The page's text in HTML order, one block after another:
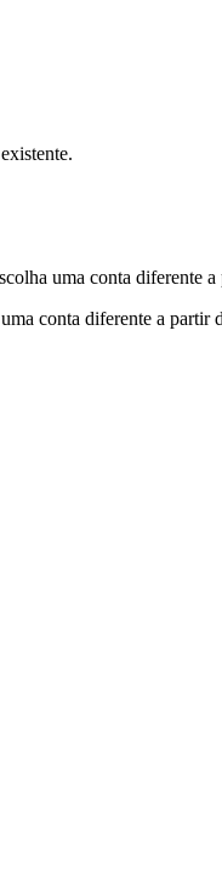
uma conta diferente
conta diferente a partir